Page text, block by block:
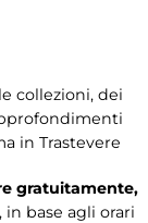
collezioni, dei
in Trastevere
gratuitamente,
base agli orari